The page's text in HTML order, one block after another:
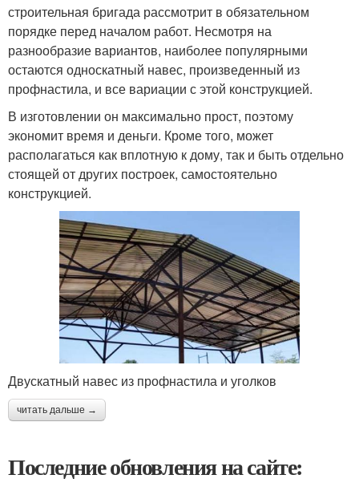
строительная бригада рассмотрит в обязательном
порядке перед началом работ. Несмотря на
разнообразие вариантов, наиболее популярными
остаются односкатный навес, произведенный из
профнастила, и все вариации с этой конструкцией.
В изготовлении он максимально прост, поэтому
экономит время и деньги. Кроме того, может
располагаться как вплотную к дому, так и быть отдельно
стоящей от других построек, самостоятельно
конструкцией.
Двускатный навес из профнастила и уголков
читать дальше →
Последние обновления на сайте: